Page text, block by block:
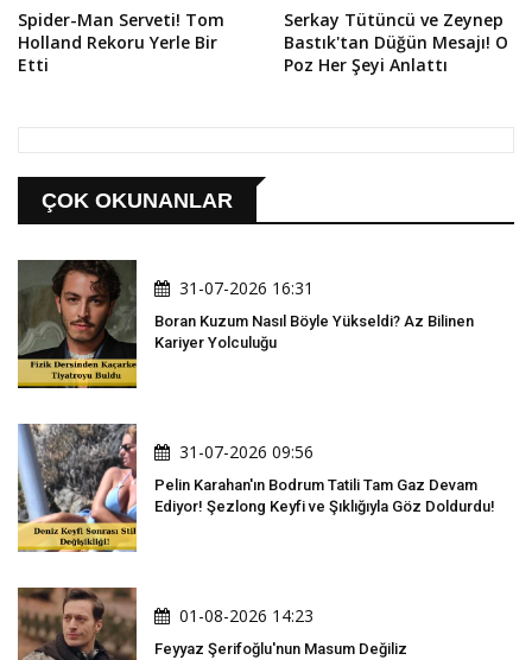
Spider-Man Serveti! Tom
Holland Rekoru Yerle Bir
Etti
Serkay Tütüncü ve Zeynep
Bastık'tan Düğün Mesajı! O
Poz Her Şeyi Anlattı
ÇOK OKUNANLAR
31-07-2026 16:31
Boran Kuzum Nasıl Böyle Yükseldi? Az Bilinen
Kariyer Yolculuğu
31-07-2026 09:56
Pelin Karahan'ın Bodrum Tatili Tam Gaz Devam
Ediyor! Şezlong Keyfi ve Şıklığıyla Göz Doldurdu!
01-08-2026 14:23
Feyyaz Şerifoğlu'nun Masum Değiliz